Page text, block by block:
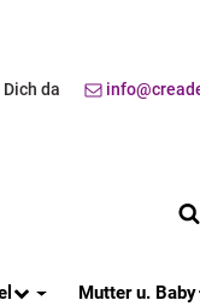
da
Mutter u. Baby